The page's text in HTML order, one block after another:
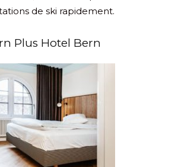
de ski rapidement.
Plus Hotel Bern